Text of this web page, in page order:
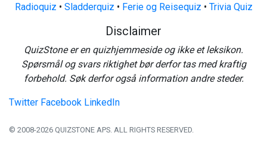
Radioquiz • Sladderquiz • Ferie og Reisequiz • Trivia Quiz
Disclaimer
QuizStone er en quizhjemmeside og ikke et leksikon.
Spørsmål og svars riktighet bør derfor tas med kraftig
forbehold. Søk derfor også information andre steder.
Twitter Facebook LinkedIn
© 2008-2026 QUIZSTONE APS. ALL RIGHTS RESERVED.